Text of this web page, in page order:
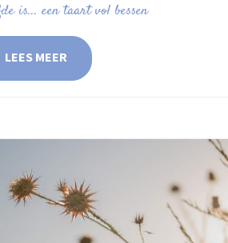
is... een taart vol bessen
LEES MEER